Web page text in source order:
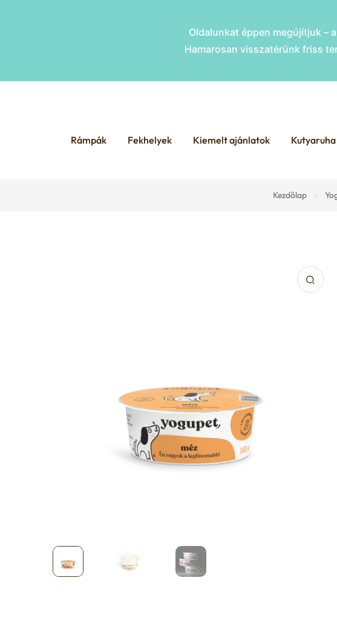
Oldalunkat éppen megújítjuk –
Hamarosan visszatérünk friss
navigation
contentRámpák Fekhelyek Kiemelt ajánlatok Kutyaruha
Kezdőlap